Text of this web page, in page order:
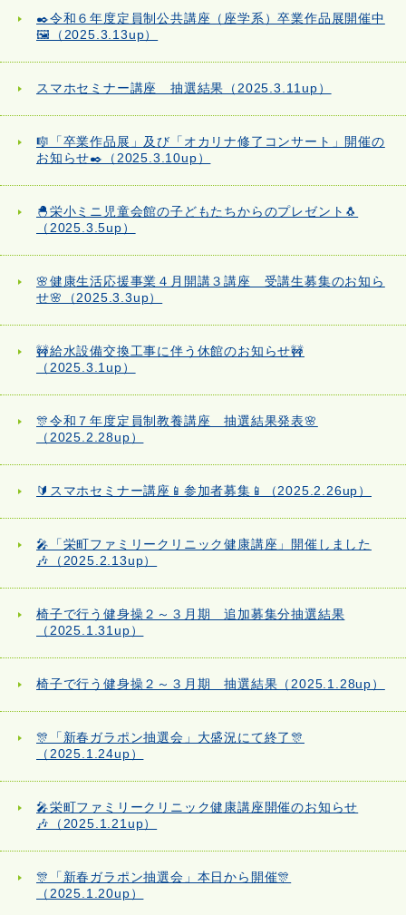
✒️令和６年度定員制公共講座（座学系）卒業作品展開催中
🖼️（2025.3.13up）
スマホセミナー講座 抽選結果（2025.3.11up）
🎼「卒業作品展」及び「オカリナ修了コンサート」開催の
お知らせ✒️（2025.3.10up）
🐣栄小ミニ児童会館の子どもたちからのプレゼント🐧
（2025.3.5up）
🌸健康生活応援事業４月開講３講座 受講生募集のお知ら
せ🌸（2025.3.3up）
🚧給水設備交換工事に伴う休館のお知らせ🚧
（2025.3.1up）
🎊令和７年度定員制教養講座 抽選結果発表🌸
（2025.2.28up）
🔰スマホセミナー講座📱参加者募集📱（2025.2.26up）
🎤「栄町ファミリークリニック健康講座」開催しました
🎶（2025.2.13up）
椅子で行う健身操２～３月期 追加募集分抽選結果
（2025.1.31up）
椅子で行う健身操２～３月期 抽選結果（2025.1.28up）
🎊「新春ガラポン抽選会」大盛況にて終了🎊
（2025.1.24up）
🎤栄町ファミリークリニック健康講座開催のお知らせ
🎶（2025.1.21up）
🎊「新春ガラポン抽選会」本日から開催🎊
（2025.1.20up）